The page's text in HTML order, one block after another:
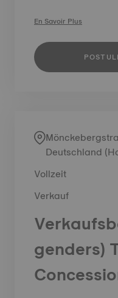
En Savoir Plus
Deutschland
Vollzeit
Verkauf
genders)